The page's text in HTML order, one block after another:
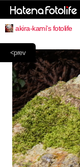
akira-kami's fotolife
<prev